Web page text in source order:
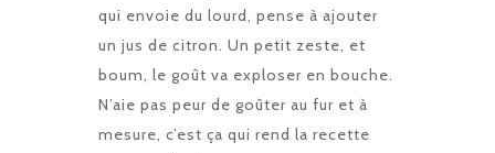
qui envoie du lourd, pense à ajouter
un jus de citron. Un petit zeste, et
boum, le goût va exploser en bouche.
N’aie pas peur de goûter au fur et à
mesure, c’est ça qui rend la recette